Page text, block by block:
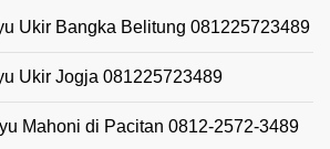
Ukir Bangka Belitung 081225723489
Ukir Jogja 081225723489
Mahoni di Pacitan 0812-2572-3489